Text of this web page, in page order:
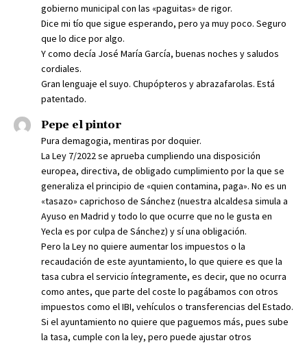
gobierno municipal con las «paguitas» de rigor.
Dice mi tío que sigue esperando, pero ya muy poco. Seguro
que lo dice por algo.
Y como decía José María García, buenas noches y saludos
cordiales.
Gran lenguaje el suyo. Chupópteros y abrazafarolas. Está
patentado.
Pepe el pintor
Pura demagogia, mentiras por doquier.
La Ley 7/2022 se aprueba cumpliendo una disposición
europea, directiva, de obligado cumplimiento por la que se
generaliza el principio de «quien contamina, paga». No es un
«tasazo» caprichoso de Sánchez (nuestra alcaldesa simula a
Ayuso en Madrid y todo lo que ocurre que no le gusta en
Yecla es por culpa de Sánchez) y sí una obligación.
Pero la Ley no quiere aumentar los impuestos o la
recaudación de este ayuntamiento, lo que quiere es que la
tasa cubra el servicio íntegramente, es decir, que no ocurra
como antes, que parte del coste lo pagábamos con otros
impuestos como el IBI, vehículos o transferencias del Estado.
Si el ayuntamiento no quiere que paguemos más, pues sube
la tasa, cumple con la ley, pero puede ajustar otros